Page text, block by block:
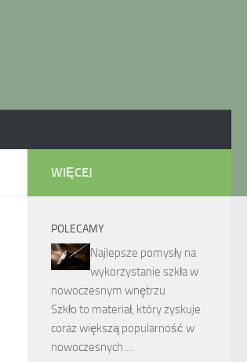
WIĘCEJ
POLECAMY
Najlepsze pomysły na
wykorzystanie szkła w
nowoczesnym wnętrzu
Szkło to materiał, który zyskuje
coraz większą popularność w
nowoczesnych …